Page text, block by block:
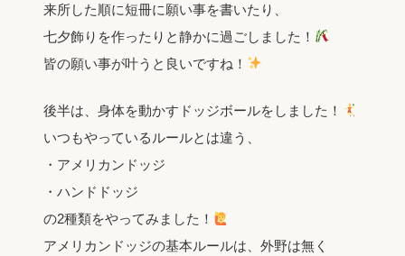
来所した順に短冊に願い事を書いたり、
七夕飾りを作ったりと静かに過ごしました！
皆の願い事が叶うと良いですね！
後半は、身体を動かすドッジボールをしました！
いつもやっているルールとは違う、
・アメリカンドッジ
・ハンドドッジ
の2種類をやってみました！
アメリカンドッジの基本ルールは、外野は無く